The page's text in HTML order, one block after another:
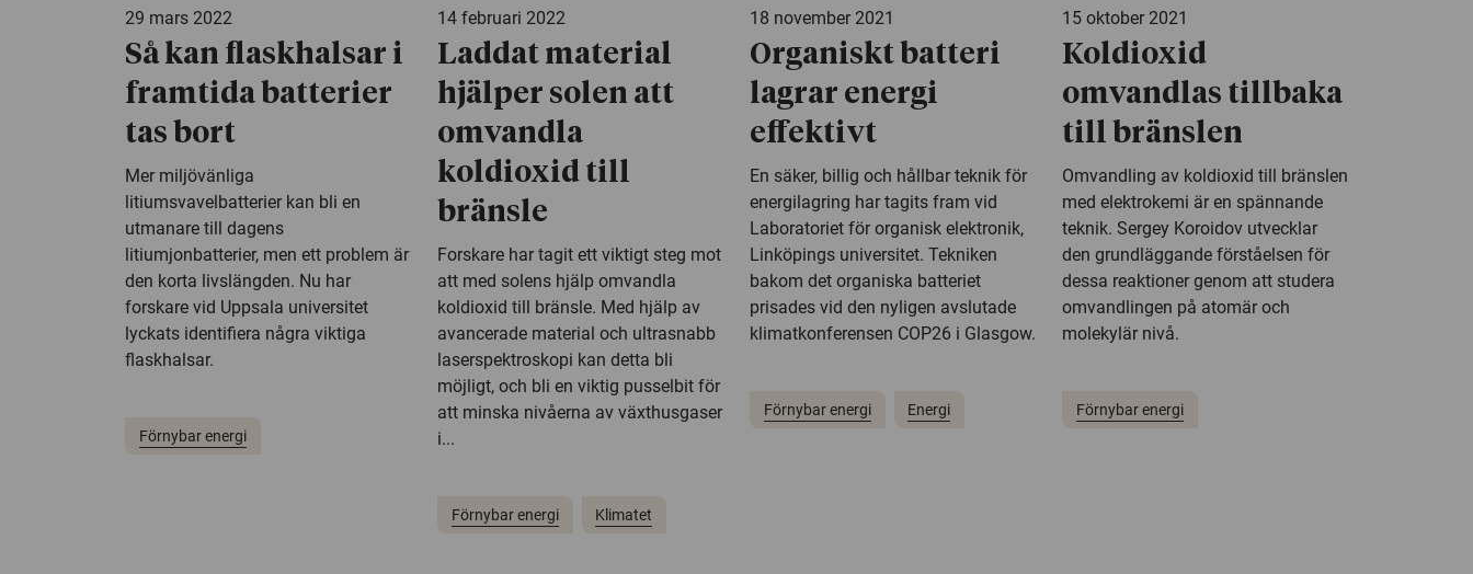
29 mars 2022
Så kan flaskhalsar i
framtida batterier
tas bort
Mer miljövänliga
litiumsvavelbatterier kan bli en
utmanare till dagens
litiumjonbatterier, men ett problem är
den korta livslängden. Nu har
forskare vid Uppsala universitet
lyckats identifiera några viktiga
flaskhalsar.
Förnybar energi
14 februari 2022
Laddat material
hjälper solen att
omvandla
koldioxid till
bränsle
Forskare har tagit ett viktigt steg mot
att med solens hjälp omvandla
koldioxid till bränsle. Med hjälp av
avancerade material och ultrasnabb
laserspektroskopi kan detta bli
möjligt, och bli en viktig pusselbit för
att minska nivåerna av växthusgaser
i...
Förnybar energi Klimatet
18 november 2021
Organiskt batteri
lagrar energi
effektivt
En säker, billig och hållbar teknik för
energilagring har tagits fram vid
Laboratoriet för organisk elektronik,
Linköpings universitet. Tekniken
bakom det organiska batteriet
prisades vid den nyligen avslutade
klimatkonferensen COP26 i Glasgow.
Förnybar energi Energi
15 oktober 2021
Koldioxid
omvandlas tillbaka
till bränslen
Omvandling av koldioxid till bränslen
med elektrokemi är en spännande
teknik. Sergey Koroidov utvecklar
den grundläggande förståelsen för
dessa reaktioner genom att studera
omvandlingen på atomär och
molekylär nivå.
Förnybar energi